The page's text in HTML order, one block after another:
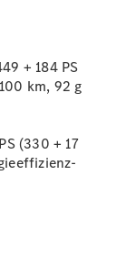
+ 184 PS
km, 92 g
(330 + 17